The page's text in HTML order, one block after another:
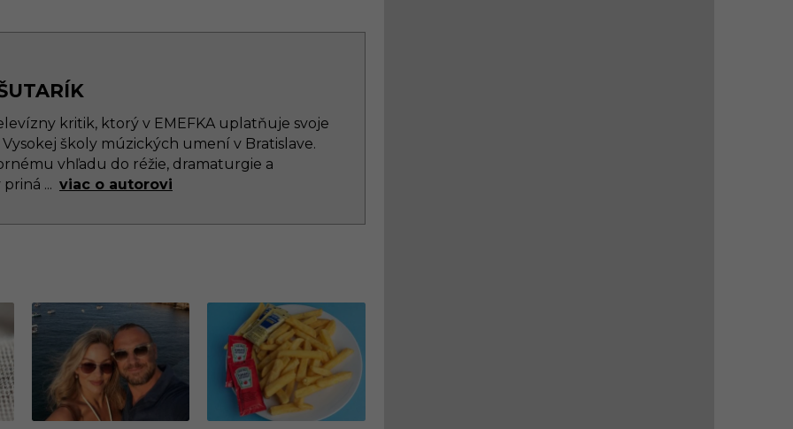
kritik, ktorý v EMEFKA uplatňuje svoje
školy múzických umení v Bratislave.
vhľadu do réžie, dramaturgie a
priná ... viac o autorovi